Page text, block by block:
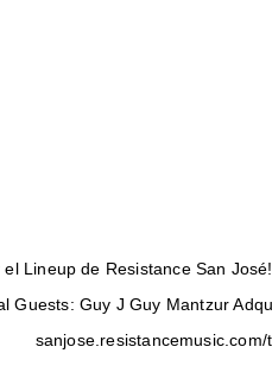
el Lineup de Resistance San
Guests: Guy J Guy Mantzur
sanjose.resistancemusic.com/